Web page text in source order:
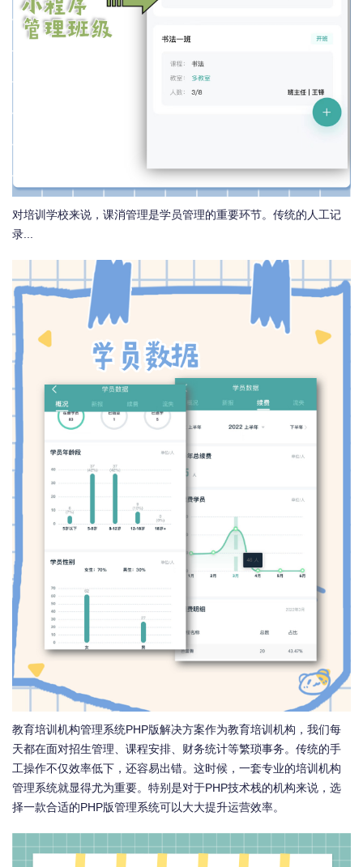
对培训学校来说，课消管理是学员管理的重要环节。传统的人工记
录...
教育培训机构管理系统PHP版解决方案作为教育培训机构，我们每
天都在面对招生管理、课程安排、财务统计等繁琐事务。传统的手
工操作不仅效率低下，还容易出错。这时候，一套专业的培训机构
管理系统就显得尤为重要。特别是对于PHP技术栈的机构来说，选
择一款合适的PHP版管理系统可以大大提升运营效率。